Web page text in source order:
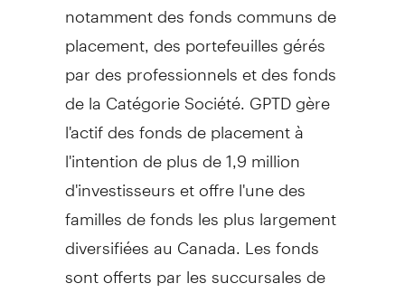
notamment des fonds communs de
placement, des portefeuilles gérés
par des professionnels et des fonds
de la Catégorie Société. GPTD gère
l'actif des fonds de placement à
l'intention de plus de 1,9 million
d'investisseurs et offre l'une des
familles de fonds les plus largement
diversifiées au Canada . Les fonds
sont offerts par les succursales de